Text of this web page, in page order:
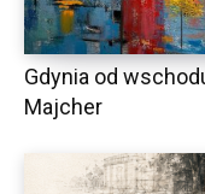
Gdynia od
Majcher